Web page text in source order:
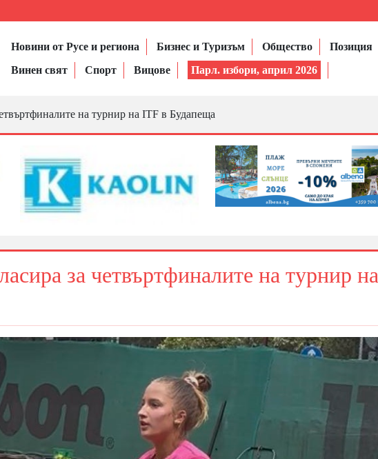
Новини от Русе и региона Бизнес и Туризъм Общество Позиция
Винен свят
Спорт Вицове Парл. избори, април 2026
на турнир на ITF в Будапеща
за четвъртфиналите на турнир на